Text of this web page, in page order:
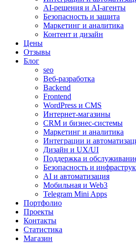
AI-решения и AI-агенты
Безопасность и защита
Маркетинг и аналитика
Контент и дизайн
Цены
Отзывы
Блог
seo
Веб-разработка
Backend
Frontend
WordPress и CMS
Интернет-магазины
CRM и бизнес-системы
Маркетинг и аналитика
Интеграции и
Дизайн и UX/UI
Поддержка и
Безопасность и
AI и автоматизация
Мобильная и Web3
Telegram Mini Apps
Портфолио
Проекты
Контакты
Статистика
Магазин